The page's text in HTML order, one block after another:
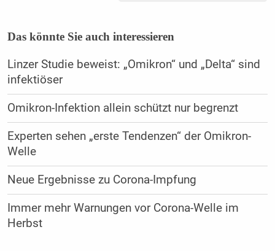
Das könnte Sie auch interessieren
Linzer Studie beweist: „Omikron“ und „Delta“ sind
infektiöser
Omikron-Infektion allein schützt nur begrenzt
Experten sehen „erste Tendenzen“ der Omikron-
Welle
Neue Ergebnisse zu Corona-Impfung
Immer mehr Warnungen vor Corona-Welle im
Herbst